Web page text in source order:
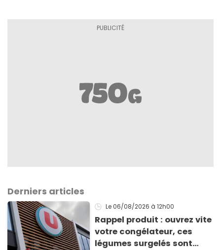
Derniers articles
Le 06/08/2026 à 12h00
Rappel produit : ouvrez vite
votre congélateur, ces
légumes surgelés sont